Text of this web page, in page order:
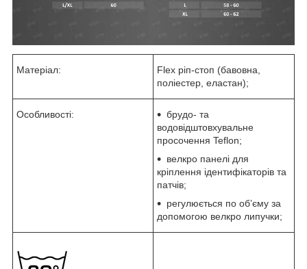
Матеріал:
Flex ріп-стоп (бавовна,
поліестер, еластан);
Особливості:
брудо- та
водовідштовхувальне
просочення Teflon;
велкро панелі для
кріплення ідентифікаторів та
патчів;
регулюється по об’єму за
допомогою велкро липучки;